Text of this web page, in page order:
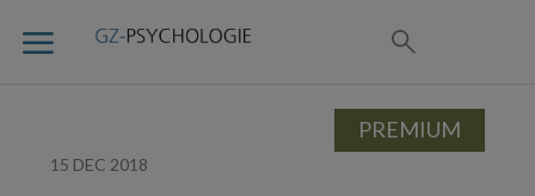
15 DEC 2018
PREMIUM